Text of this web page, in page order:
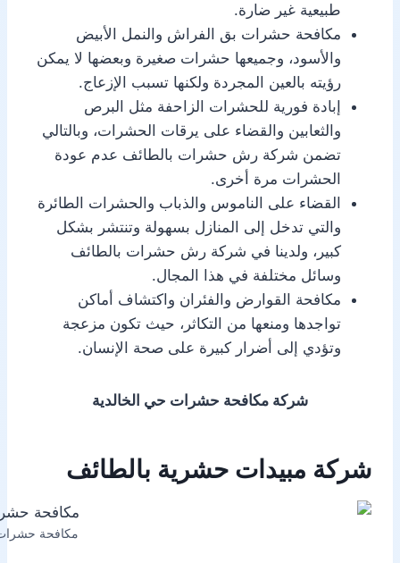
طبيعية غير ضارة.
مكافحة حشرات بق الفراش والنمل الأبيض
والأسود، وجميعها حشرات صغيرة وبعضها لا يمكن
رؤيته بالعين المجردة ولكنها تسبب الإزعاج.
إبادة فورية للحشرات الزاحفة مثل البرص
والثعابين والقضاء على يرقات الحشرات، وبالتالي
تضمن شركة رش حشرات بالطائف عدم عودة
الحشرات مرة أخرى.
القضاء على الناموس والذباب والحشرات الطائرة
والتي تدخل إلى المنازل بسهولة وتنتشر بشكل
كبير، ولدينا في شركة رش حشرات بالطائف
وسائل مختلفة في هذا المجال.
مكافحة القوارض والفئران واكتشاف أماكن
تواجدها ومنعها من التكاثر، حيث تكون مزعجة
وتؤدي إلى أضرار كبيرة على صحة الإنسان.
شركة مكافحة حشرات حي الخالدية
شركة مبيدات حشرية بالطائف
مكافحة